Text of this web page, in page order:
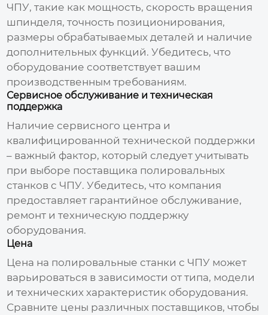
ЧПУ, такие как мощность, скорость вращения
шпинделя, точность позиционирования,
размеры обрабатываемых деталей и наличие
дополнительных функций. Убедитесь, что
оборудование соответствует вашим
производственным требованиям.
Сервисное обслуживание и техническая
поддержка
Наличие сервисного центра и
квалифицированной технической поддержки
– важный фактор, который следует учитывать
при выборе поставщика полировальных
станков с ЧПУ. Убедитесь, что компания
предоставляет гарантийное обслуживание,
ремонт и техническую поддержку
оборудования.
Цена
Цена на полировальные станки с ЧПУ может
варьироваться в зависимости от типа, модели
и технических характеристик оборудования.
Сравните цены различных поставщиков, чтобы